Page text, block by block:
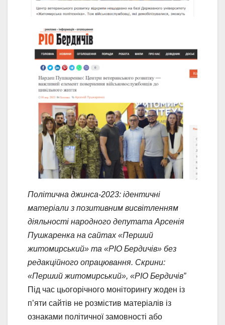
Політична джинса-2023: ідентичні
матеріали з позитивним висвітленням
діяльності народного депутата Арсенія
Пушкаренка на сайтах «Перший
житомирський» та «РІО Бердичів» без
редакційного опрацювання. Скрини:
«Перший житомирський», «РІО Бердичів”
Під час цьогорічного моніторингу жоден із
п’яти сайтів не розмістив матеріалів із
ознаками політичної замовності або